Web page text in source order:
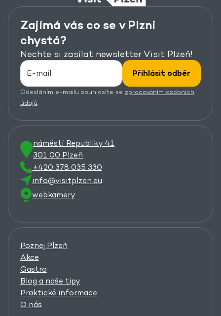
Zajímá vás co se v Plzni
chystá?
Nechte si zasílat newsletter Visit Plzeň!
Přihlásit odběr
Odesláním e-mailu souhlasíte se zpracováním osobních
údajů.
náměstí Republiky 41
301 00 Plzeň
+420 378 035 330
info@visitplzen.eu
webkamery
Poznej Plzeň
Akce
Gastro
Blog a naše tipy
Praktické informace
O nás